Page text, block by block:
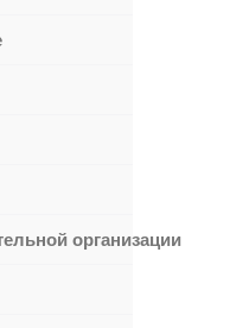
организации